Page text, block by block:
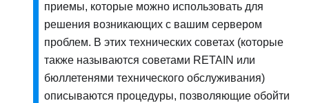
приемы, которые можно использовать для
решения возникающих с вашим сервером
проблем. В этих технических советах (которые
также называются советами RETAIN или
бюллетенями технического обслуживания)
описываются процедуры, позволяющие обойти